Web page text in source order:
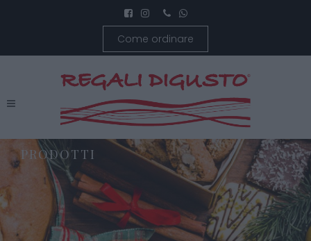
Come ordinare
PRODOTTI